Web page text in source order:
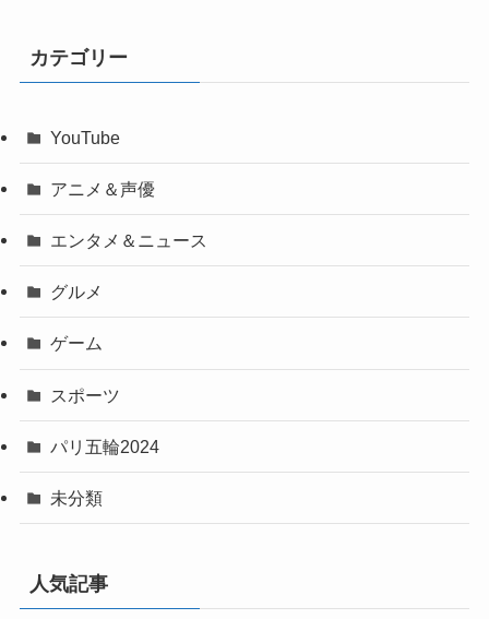
カテゴリー
YouTube
アニメ＆声優
エンタメ＆ニュース
グルメ
ゲーム
スポーツ
パリ五輪2024
未分類
人気記事